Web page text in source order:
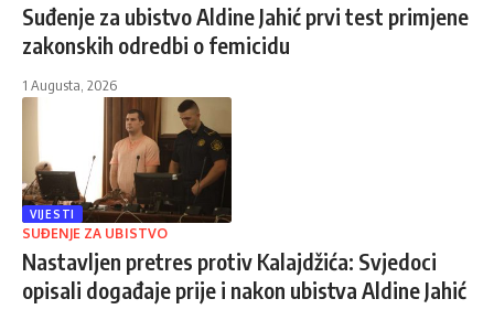
Suđenje za ubistvo Aldine Jahić prvi test primjene
zakonskih odredbi o femicidu
1 Augusta, 2026
VIJESTI
SUĐENJE ZA UBISTVO
Nastavljen pretres protiv Kalajdžića: Svjedoci
opisali događaje prije i nakon ubistva Aldine Jahić